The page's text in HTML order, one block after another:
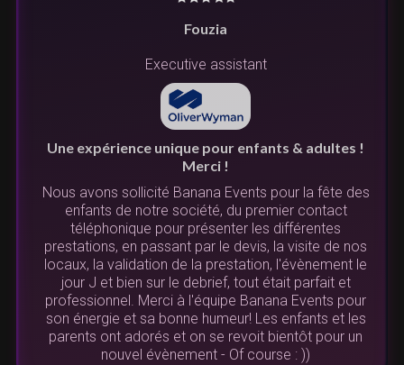
Fouzia
Executive assistant
Une expérience unique pour enfants & adultes !
Merci !
Nous avons sollicité Banana Events pour la fête des
enfants de notre société, du premier contact
téléphonique pour présenter les différentes
prestations, en passant par le devis, la visite de nos
locaux, la validation de la prestation, l'évènement le
jour J et bien sur le debrief, tout était parfait et
professionnel. Merci à l'équipe Banana Events pour
son énergie et sa bonne humeur! Les enfants et les
parents ont adorés et on se revoit bientôt pour un
nouvel évènement - Of course : ))